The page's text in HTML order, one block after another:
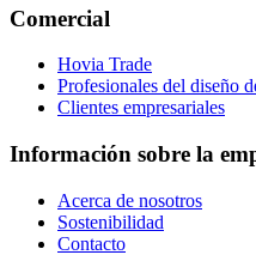
Comercial
Hovia Trade
Profesionales del diseño
Clientes empresariales
Información sobre la
Acerca de nosotros
Sostenibilidad
Contacto